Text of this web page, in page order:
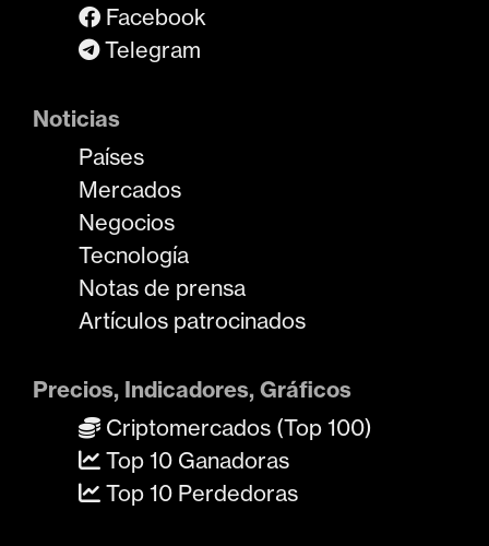
Facebook
Telegram
Noticias
Países
Mercados
Negocios
Tecnología
Notas de prensa
Artículos patrocinados
Precios, Indicadores, Gráficos
Criptomercados (Top 100)
Top 10 Ganadoras
Top 10 Perdedoras